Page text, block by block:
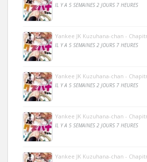
IL Y A 5 SEMAINES 2 JOURS 7 HEURES
Yankee JK Kuzuhana-chan -
IL Y A 5 SEMAINES 2 JOURS 7 HEURES
Yankee JK Kuzuhana-chan -
IL Y A 5 SEMAINES 2 JOURS 7 HEURES
Yankee JK Kuzuhana-chan -
IL Y A 5 SEMAINES 2 JOURS 7 HEURES
Yankee JK Kuzuhana-chan -